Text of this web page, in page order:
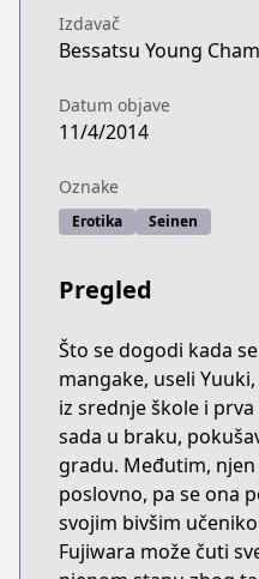
Izdavač
Bessatsu Young
Datum objave
11/4/2014
Oznake
Erotika Seinen
Pregled
Što se dogodi kada
mangake, useli
iz srednje škole i
sada u braku,
gradu. Međutim,
poslovno, pa se ona
svojim bivšim
Fujiwara može čuti